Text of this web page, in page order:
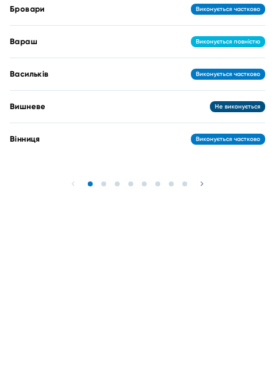
Бровари Виконується частково
Вараш Виконується повністю
Васильків Виконується частково
Вишневе Не виконується
Вінниця Виконується частково